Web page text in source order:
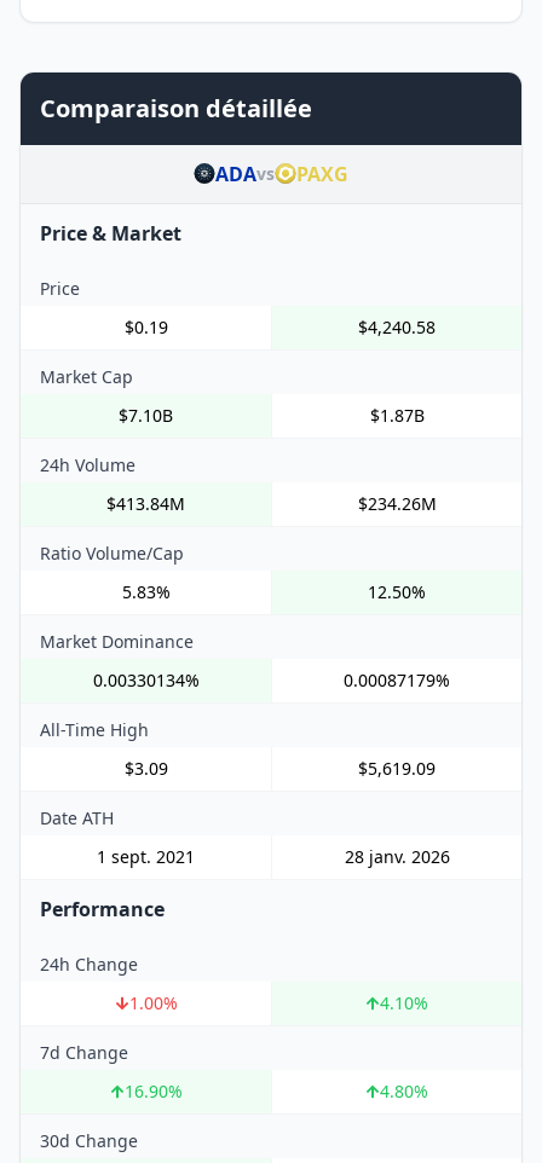
Comparaison détaillée
ADAvs PAXG
Price & Market
Price
$0.19
$4,240.58
Market Cap
$7.10B
$1.87B
24h Volume
$413.84M
$234.26M
Ratio Volume/Cap
5.83%
12.50%
Market Dominance
0.00330134%
0.00087179%
All-Time High
$3.09
$5,619.09
Date ATH
1 sept. 2021
28 janv. 2026
Performance
24h Change
1.00% 4.10%
7d Change
16.90% 4.80%
30d Change